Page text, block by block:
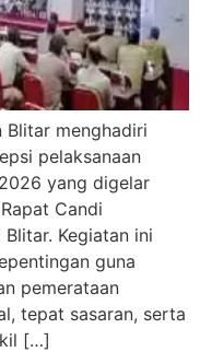
Blitar menghadiri
pelaksanaan
yang digelar
Candi
Kegiatan ini
guna
pemerataan
tepat sasaran, serta
[…]